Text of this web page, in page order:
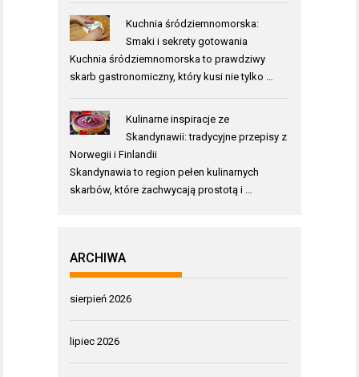
Kuchnia śródziemnomorska:
Smaki i sekrety gotowania
Kuchnia śródziemnomorska to prawdziwy
skarb gastronomiczny, który kusi nie tylko …
Kulinarne inspiracje ze
Skandynawii: tradycyjne przepisy z
Norwegii i Finlandii
Skandynawia to region pełen kulinarnych
skarbów, które zachwycają prostotą i …
ARCHIWA
sierpień 2026
lipiec 2026